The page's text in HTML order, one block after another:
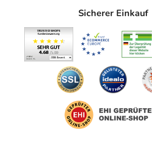
für über 70
Anwendung
Achselhöhlen abends waschen und gut
syNeo 5 dann mit 4 bis 5 Zügen je
trocknen lassen. Kleidung erst danach
syNeo 5 am besten über Nacht
nächsten Morgen wie gewohnt
Sicherer Einkauf